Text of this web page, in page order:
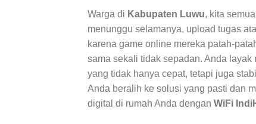
Warga di Kabupaten Luwu, kita
menunggu selamanya, upload tugas
karena game online mereka patah-
sama sekali tidak sepadan. Anda
yang tidak hanya cepat, tetapi juga
Anda beralih ke solusi yang pasti dan
digital di rumah Anda dengan WiFi